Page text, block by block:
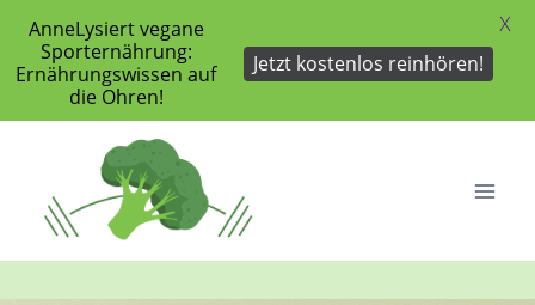
springen
AnneLysiert vegane
Sporternährung:
Ernährungswissen auf
die Ohren!
Jetzt kostenlos reinhören!
X